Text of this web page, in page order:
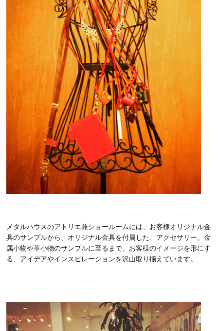
メタルハウスのアトリエ兼ショールームには、お客様オリジナル金
具のサンプルから、オリジナル金具を付属した、アクセサリー、金
属小物や革小物のサンプルに至るまで、お客様のイメージを形にす
る、アイデアやインスピレーションを沢山取り揃えています。